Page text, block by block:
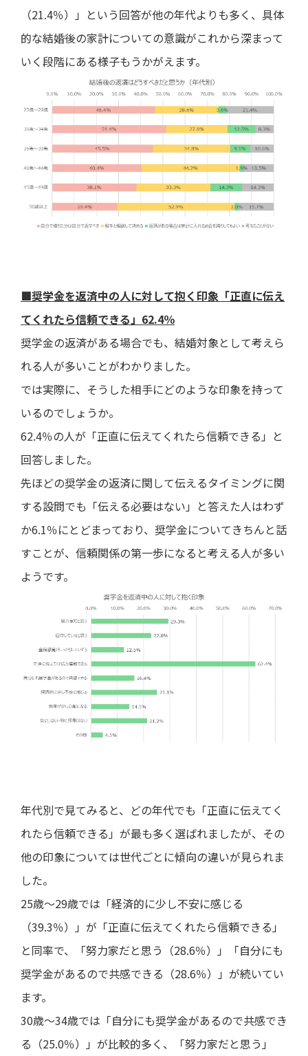
（21.4％）」という回答が他の年代よりも多く、具体
的な結婚後の家計についての意識がこれから深まって
いく段階にある様子もうかがえます。
■奨学金を返済中の人に対して抱く印象「正直に伝え
てくれたら信頼できる」62.4％
奨学金の返済がある場合でも、結婚対象として考えら
れる人が多いことがわかりました。
では実際に、そうした相手にどのような印象を持って
いるのでしょうか。
62.4％の人が「正直に伝えてくれたら信頼できる」と
回答しました。
先ほどの奨学金の返済に関して伝えるタイミングに関
する設問でも「伝える必要はない」と答えた人はわず
か6.1％にとどまっており、奨学金についてきちんと話
すことが、信頼関係の第一歩になると考える人が多い
ようです。
年代別で見てみると、どの年代でも「正直に伝えてく
れたら信頼できる」が最も多く選ばれましたが、その
他の印象については世代ごとに傾向の違いが見られま
した。
25歳～29歳では「経済的に少し不安に感じる
（39.3％）」が「正直に伝えてくれたら信頼できる」
と同率で、「努力家だと思う（28.6％）」「自分にも
奨学金があるので共感できる（28.6％）」が続いてい
ます。
30歳～34歳では「自分にも奨学金があるので共感でき
る（25.0％）」が比較的多く、「努力家だと思う」